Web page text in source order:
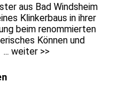
aus Bad Windsheim
Klinkerbaus in ihrer
beim renommierten
Können und
weiter >>